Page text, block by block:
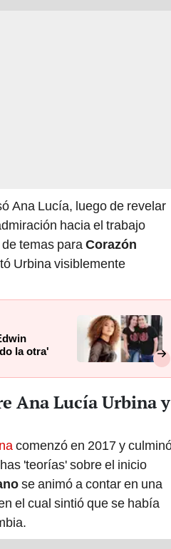
hacia el trabajo
temas paraCorazón
Urbina visiblemente
la otra'
Ana Lucía Urbina y
'teorías' sobre el inicio
se animó a contar en una
el cual sintió que se había